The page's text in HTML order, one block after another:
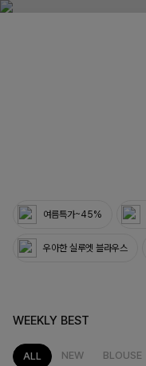
여름특가~45%
우아한 실루엣 블라우스
WEEKLY BEST
ALL NEW BLOUSE